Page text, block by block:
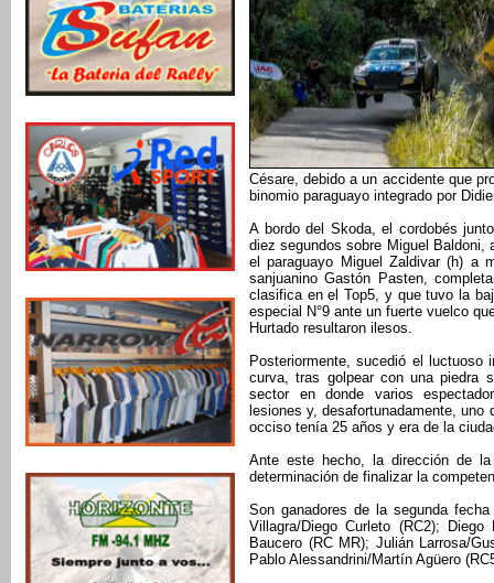
Césare, debido a un accidente que
binomio paraguayo integrado por
A bordo del Skoda, el cordobés
diez segundos sobre Miguel
el paraguayo Miguel Zaldivar (h) a
sanjuanino Gastón Pasten,
clasifica en el Top5, y que tuvo la
especial N°9 ante un fuerte vuelco
Hurtado resultaron ilesos.
Posteriormente, sucedió el
curva, tras golpear con una piedra
sector en donde varios
lesiones y, desafortunadamente,
occiso tenía 25 años y era de la
Ante este hecho, la dirección de
determinación de finalizar la
Son ganadores de la segunda
Villagra/Diego Curleto (RC2);
Baucero (RC MR); Julián Larrosa/
Pablo Alessandrini/Martín Agüero